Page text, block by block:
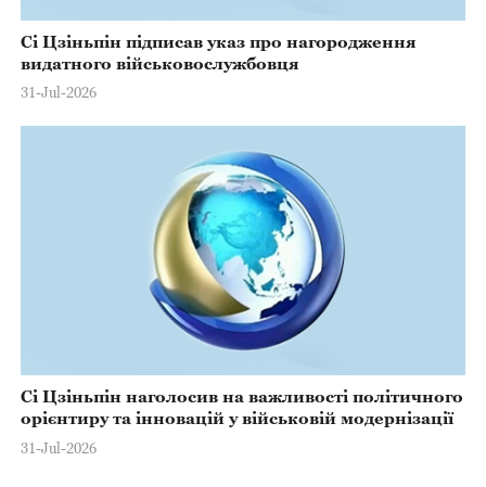
Сі Цзіньпін підписав указ про нагородження
видатного військовослужбовця
31-Jul-2026
Сі Цзіньпін наголосив на важливості політичного
орієнтиру та інновацій у військовій модернізації
31-Jul-2026